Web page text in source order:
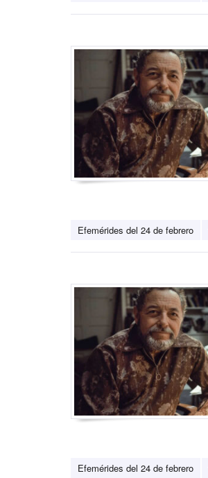
Efemérides del 24 de febrero
Efemérides del 24 de febrero